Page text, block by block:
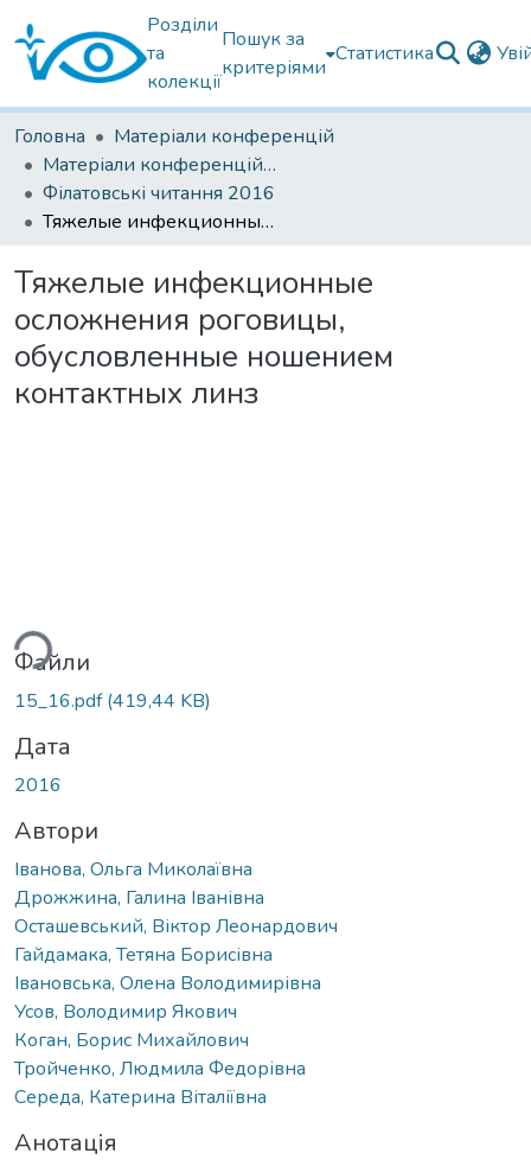
Розділи
та
колекції
Пошук за
критеріями
Статистика
Головна
Матеріали конференцій
Матеріали конференцій Інституту Філатова
Філатовські читання 2016
Тяжелые инфекционные осложнения роговицы, обусловленные ношением контактных линз
Тяжелые инфекционные
осложнения роговицы,
обусловленные ношением
контактных линз
Файли
15_16.pdf(419,44 KB)
Дата
2016
Автори
Іванова, Ольга Миколаївна
Дрожжина, Галина Іванівна
Осташевський, Віктор Леонардович
Гайдамака, Тетяна Борисівна
Івановська, Олена Володимирівна
Усов, Володимир Якович
Коган, Борис Михайлович
Тройченко, Людмила Федорівна
Середа, Катерина Віталіївна
Анотація